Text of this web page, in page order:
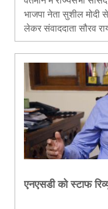
भाजपा नेता सुशील मोदी
लेकर संवाददाता सौरव
बातचीत का संपादित अंश..
एनएसडी को स्टाफ